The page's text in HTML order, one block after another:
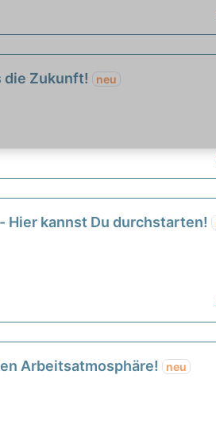
die Zukunft! neu
Hier kannst Du durchstarten!
Arbeitsatmosphäre! neu